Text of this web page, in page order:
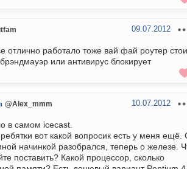
09.07.2012
отлично работало тоже вай фай роутер
брэндмауэр или антивирус блокирует
@Alex_mmm 10.07.2012
в самом icecast.
вот какой вопросик есть у меня ещё.
начинкой разобрался, теперь о железе.
поставить? Какой процессор, сколько